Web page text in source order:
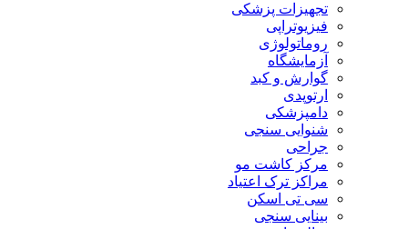
تجهیزات پزشکی
فیزیوتراپی
روماتولوژی
آزمایشگاه
گوارش و کبد
ارتوپدی
دامپزشکی
شنوایی سنجی
جراحی
مرکز کاشت مو
مراکز ترک اعتیاد
سی تی اسکن
بینایی سنجی